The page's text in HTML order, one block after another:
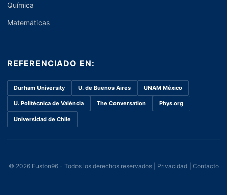
Química
Matemáticas
REFERENCIADO EN:
Durham University U. de Buenos Aires UNAM México
U. Politècnica de València The Conversation Phys.org
Universidad de Chile
© 2026 Euston96 - Todos los derechos reservados | Privacidad| Contacto